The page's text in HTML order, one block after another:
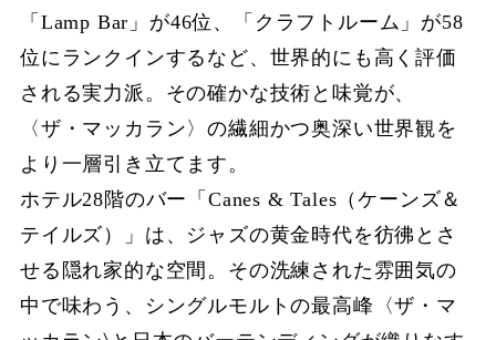
「Lamp Bar」が46位、「クラフトルーム」が58
位にランクインするなど、世界的にも⾼く評価
される実⼒派。その確かな技術と味覚が、
〈ザ・マッカラン〉の繊細かつ奥深い世界観を
より⼀層引き⽴てます。
ホテル28階のバー「Canes & Tales（ケーンズ＆
テイルズ）」は、ジャズの黄金時代を彷彿とさ
せる隠れ家的な空間。その洗練された雰囲気の
中で味わう、シングルモルトの最⾼峰〈ザ・マ